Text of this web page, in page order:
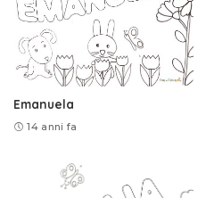
Emanuela
14 anni fa